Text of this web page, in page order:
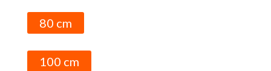
80 cm
100 cm